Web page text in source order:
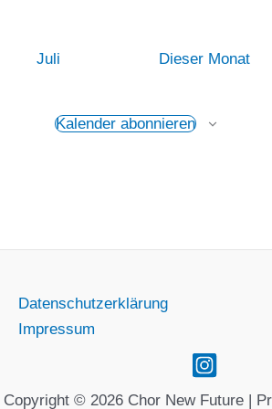
Juli Dieser Monat
Kalender abonnieren
Datenschutzerklärung
Impressum
Copyright © 2026 Chor New Future |